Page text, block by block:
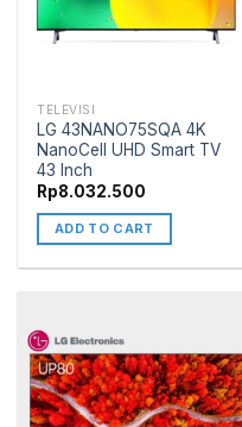
TELEVISI
LG 43NANO75SQA 4K
NanoCell UHD Smart TV
43 Inch
Rp8.032.500
ADD TO CART